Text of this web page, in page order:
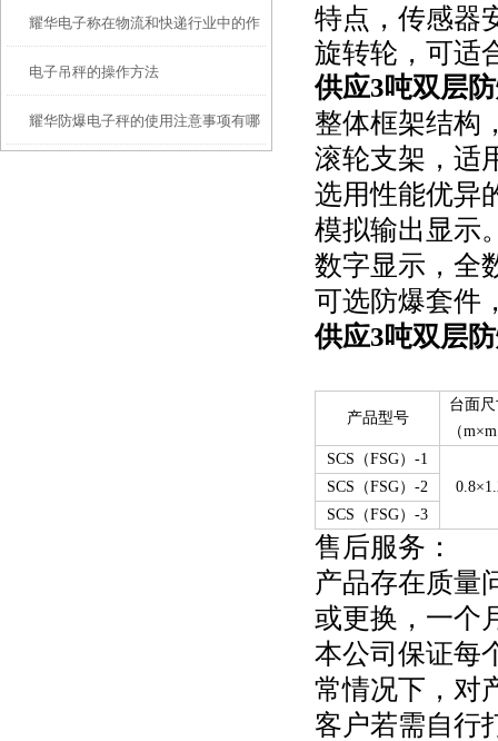
础施工方案选择
耀华电子称在物流和快递行业中的作
用和应用
电子吊秤的操作方法
耀华防爆电子秤的使用注意事项有哪
特点，传感器
旋转轮，可适
供应3吨双层
整体框架结构
滚轮支架，适
选用性能优异
模拟输出显示
数字显示，全
可选防爆套件
供应3吨双层
产品型号
台面
（
SCS（FSG）-1
SCS（FSG）-2
SCS（FSG）-3
售后服务：
产品存在质量
或更换，一个
本公司保证每
常情况下，对
客户若需自行